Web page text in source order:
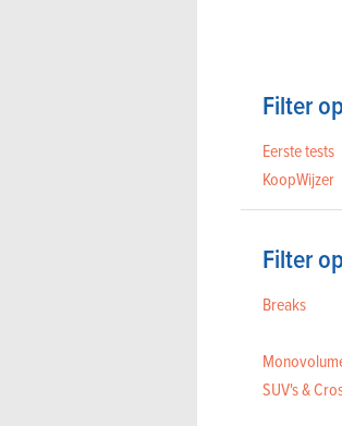
Filter
Eerste tests
KoopWijzer
Filter
Breaks
SUV's &